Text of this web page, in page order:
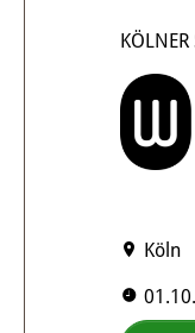
KÖLNER
Köln